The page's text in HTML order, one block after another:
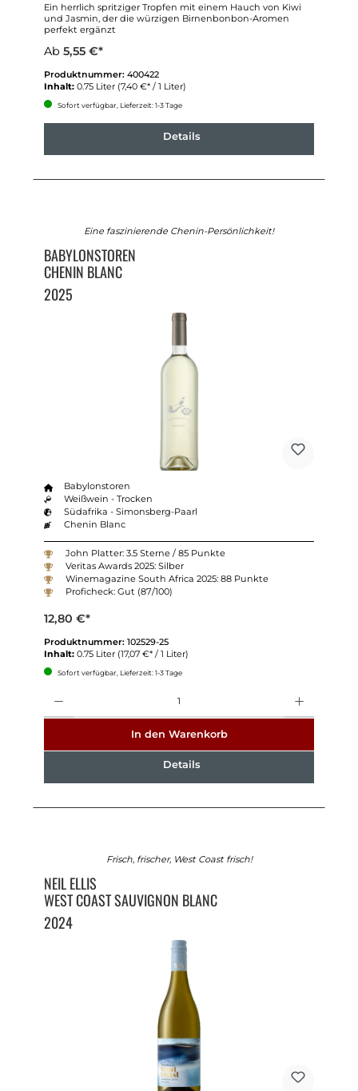
Ein herrlich spritziger Tropfen mit einem Hauch von Kiwi
und Jasmin, der die würzigen Birnenbonbon-Aromen
perfekt ergänzt
Ab 5,55 €*
Produktnummer: 400422
Inhalt: 0.75 Liter (7,40 €* / 1 Liter)
Sofort verfügbar, Lieferzeit: 1-3 Tage
Details
Eine faszinierende Chenin-Persönlichkeit!
BABYLONSTOREN
CHENIN BLANC
2025
Babylonstoren
Weißwein - Trocken
Südafrika - Simonsberg-Paarl
Chenin Blanc
John Platter: 3.5 Sterne / 85 Punkte
Veritas Awards 2025: Silber
Winemagazine South Africa 2025: 88 Punkte
Proficheck: Gut (87/100)
12,80 €*
Produktnummer: 102529-25
Inhalt: 0.75 Liter (17,07 €* / 1 Liter)
Sofort verfügbar, Lieferzeit: 1-3 Tage
In den Warenkorb
Details
Frisch, frischer, West Coast frisch!
NEIL ELLIS
WEST COAST SAUVIGNON BLANC
2024